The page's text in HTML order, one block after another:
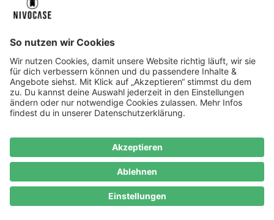
About NIVOCASE
Geschäftskunden
Zahlungsarten Versandinfos Alle Hilfe-Themen
Zufriedenheitsgarantie
Service
Service
AGB VERTRAG WIDERRUFEN Datenschutz
Ombudsmann
Barrierefreiheit Lieferantenkodex Bestell-Prozess
Samsung Handyhüllen
Handyhüllen Handyketten
Cookie Consent
* Preisangaben inkl. Mwst. und zzgl.Versandkosten